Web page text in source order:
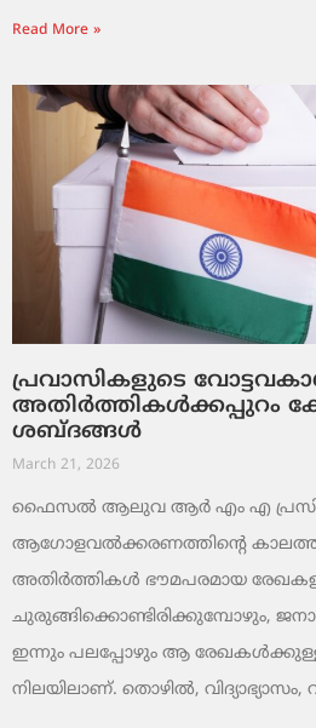
Read More »
പ്രവാസികളുടെ
അതിർത്തികൾക്കപ്പുറം
ശബ്ദങ്ങൾ
March 21, 2026
ഫൈസൽ ആലുവ ആർ എം എ
ആഗോളവൽക്കരണത്തിന്റെ കാലത്ത്
അതിർത്തികൾ ഭൗമപരമായ
ചുരുങ്ങിക്കൊണ്ടിരിക്കുമ്പോഴും,
ഇന്നും പലപ്പോഴും ആ
നിലയിലാണ്. തൊഴിൽ, വിദ്യാഭ്യാസം,